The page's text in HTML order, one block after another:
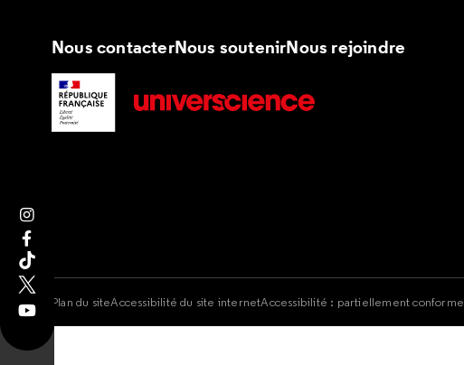
Suivez nous sur Instagram
Suivez nous sur Facebook
Suivez nous sur Youtube
Nous contacterNous soutenirNous rejoindre
Plan du siteAccessibilité du site internetAccessibilité : partiellement conforme